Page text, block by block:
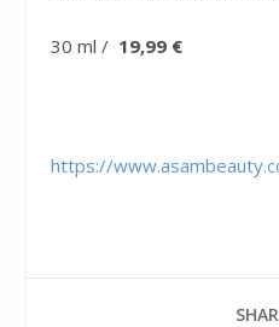
30 ml / 19,99 €
https://